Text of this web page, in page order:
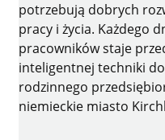
potrzebują dobrych
pracy i życia. Każdego
pracowników staje
inteligentnej techniki
rodzinnego
niemieckie miasto